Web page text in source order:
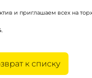
и приглашаем всех на
к списку